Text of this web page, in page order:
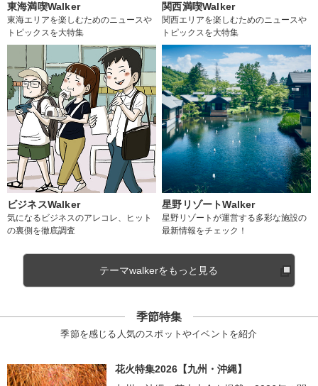
東海満喫Walker
東海エリアを楽しむためのニュースや
トピックスを大特集
関西満喫Walker
関西エリアを楽しむためのニュースや
トピックスを大特集
ビジネスWalker
気になるビジネスのアレコレ、ヒット
の裏側を徹底調査
星野リゾートWalker
星野リゾートが運営する多彩な施設の
最新情報をチェック！
テーマwalkerをもっと見る
季節特集
季節を感じる人気のスポットやイベントを紹介
花火特集2026【九州・沖縄】